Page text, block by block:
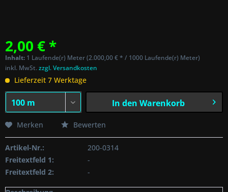
2,00 € *
Inhalt: 1 Laufende(r) Meter (2.000,00 € * / 1000 Laufende(r) Meter)
inkl. MwSt.zzgl. Versandkosten
Lieferzeit 7 Werktage
In den Warenkorb
Merken Bewerten
Artikel-Nr.:
200-0314
Freitextfeld 1:
-
Freitextfeld 2:
-